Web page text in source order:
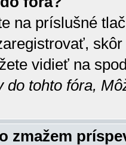
na príslušné
vidieť na
do tohto fóra,
zmažem